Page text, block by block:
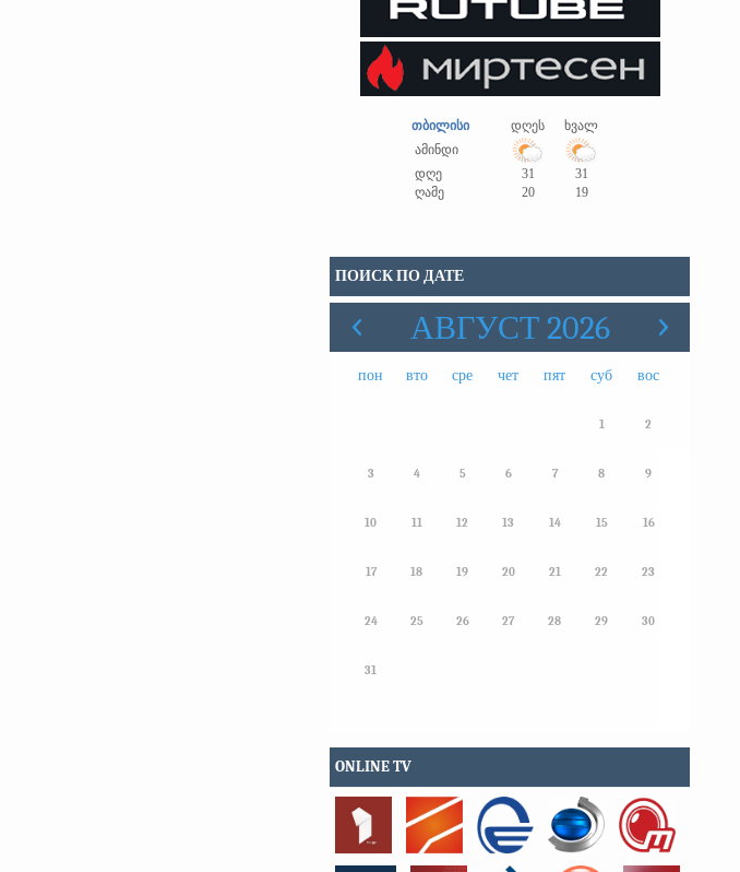
თბილისი დღეს
ხვალ
ამინდი
დღე
31
31
ღამე
20 19
ПОИСК ПО ДАТЕ
АВГУСТ 2026
пон вто сре чет пят суб вос
1 2
3 4 5 6 7 8 9
10 11 12 13 14 15 16
17 18 19 20 21 22 23
24 25 26 27 28 29 30
31
ONLINE TV